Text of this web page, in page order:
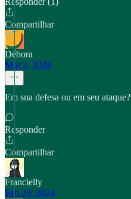
Compartilhar
Débora
Mar 2, 2024
Em sua defesa ou em seu ataque?
Responder
Compartilhar
Francielly
Feb 29, 2024